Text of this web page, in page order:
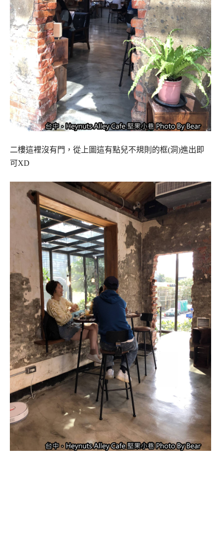
二樓這裡沒有門，從上圖這有點兒不規則的框(洞)進出即
可XD